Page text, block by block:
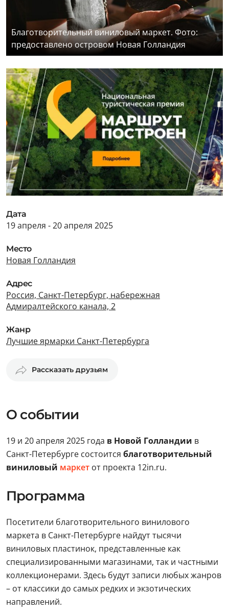
Благотворительный виниловый маркет. Фото:
предоставлено островом Новая Голландия
Дата
19 апреля - 20 апреля 2025
Место
Новая Голландия
Адрес
Россия, Санкт-Петербург, набережная
Адмиралтейского канала, 2
Жанр
Лучшие ярмарки Санкт-Петербурга
Рассказать друзьям
О событии
19 и 20 апреля 2025 года в Новой Голландии в
Санкт-Петербурге состоится благотворительный
виниловый маркет от проекта 12in.ru.
Программа
Посетители благотворительного винилового
маркета в Санкт-Петербурге найдут тысячи
виниловых пластинок, представленные как
специализированными магазинами, так и частными
коллекционерами. Здесь будут записи любых жанров
– от классики до самых редких и экзотических
направлений.